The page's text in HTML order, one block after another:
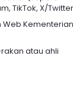
dan
kehilangan
mana-
ini.
TikTok, X/
Kementerian
atau ahli
ke Portal